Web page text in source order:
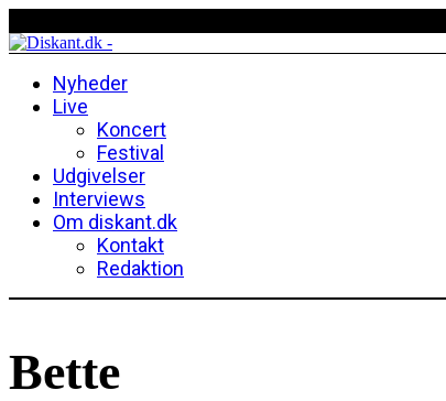
Nyheder
Live
Koncert
Festival
Udgivelser
Interviews
Om diskant.dk
Kontakt
Redaktion
Bette